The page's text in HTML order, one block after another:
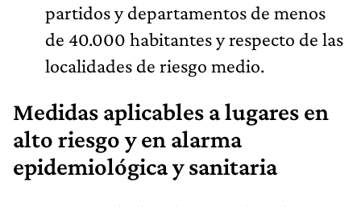
partidos y departamentos de menos
de 40.000 habitantes y respecto de las
localidades de riesgo medio.
Medidas aplicables a lugares en
alto riesgo y en alarma
epidemiológica y sanitaria